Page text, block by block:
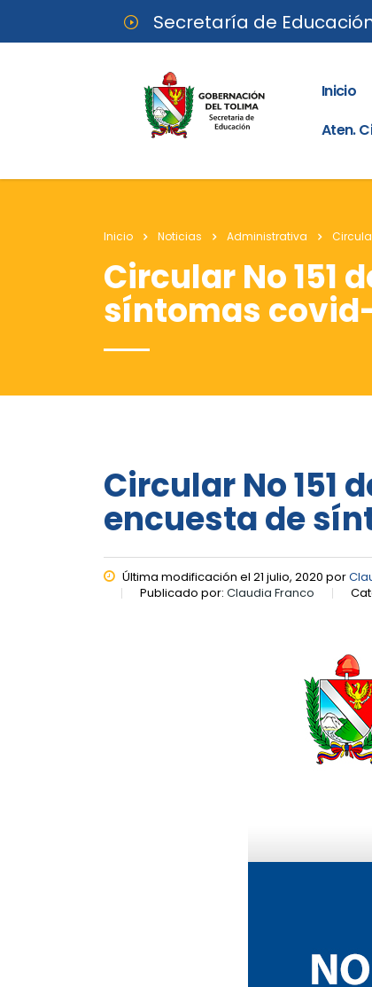
Secretaría de
Inicio
Aten.
Inicio Noticias Administrativa
Circular No 151
síntomas
Circular No 151
encuesta de
Última modificación el 21 julio, 2020 por
Publicado por: Claudia Franco